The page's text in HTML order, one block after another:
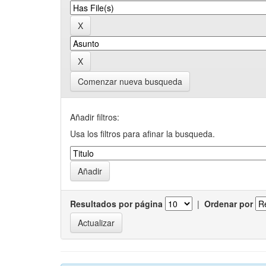
Comenzar nueva busqueda
Añadir filtros:
Usa los filtros para afinar la busqueda.
Resultados por página | Ordenar por